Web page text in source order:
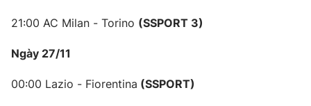
21:00 AC Milan - Torino (SSPORT 3)
Ngày 27/11
00:00 Lazio - Fiorentina (SSPORT)